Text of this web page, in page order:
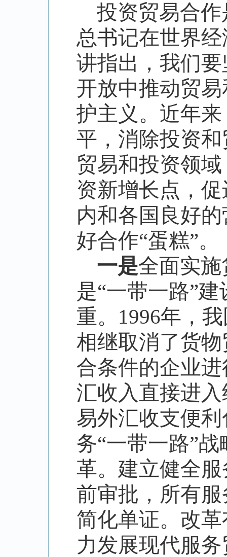
投资贸易合作
总书记在世界
讲指出，我们
开放中推动贸
护主义。近年
平，消除投资
贸易和投资领
资新增长点，
内和各国良好
好合作“蛋糕”。
一是全面实
是“一带一路”建
重。 1996年，
相继取消了货
合条件的企业
汇收入直接进
易外汇收支便
务“一带一路”战
革。建立健全
前审批，所有
简化单证。改
力发展现代服